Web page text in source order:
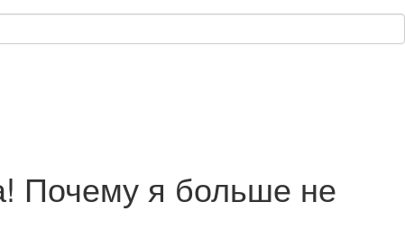
Почему я больше не